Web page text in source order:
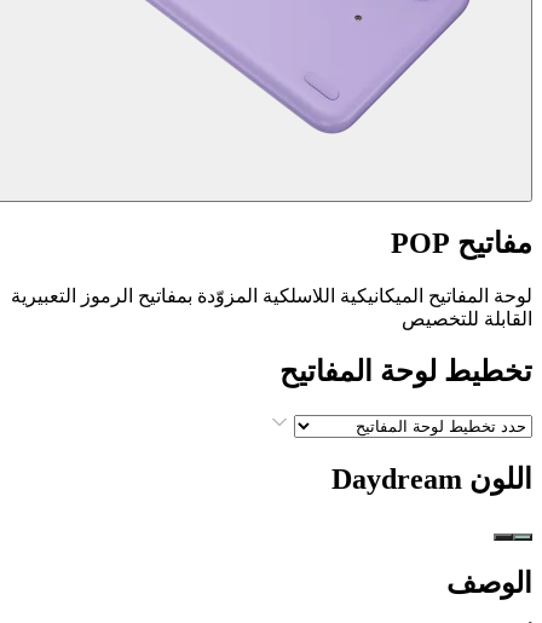
مفاتيح POP
لوحة المفاتيح الميكانيكية اللاسلكية المزوّدة بمفاتيح الرموز التعبيرية
القابلة للتخصيص
تخطيط لوحة المفاتيح
اللون Daydream
الوصف